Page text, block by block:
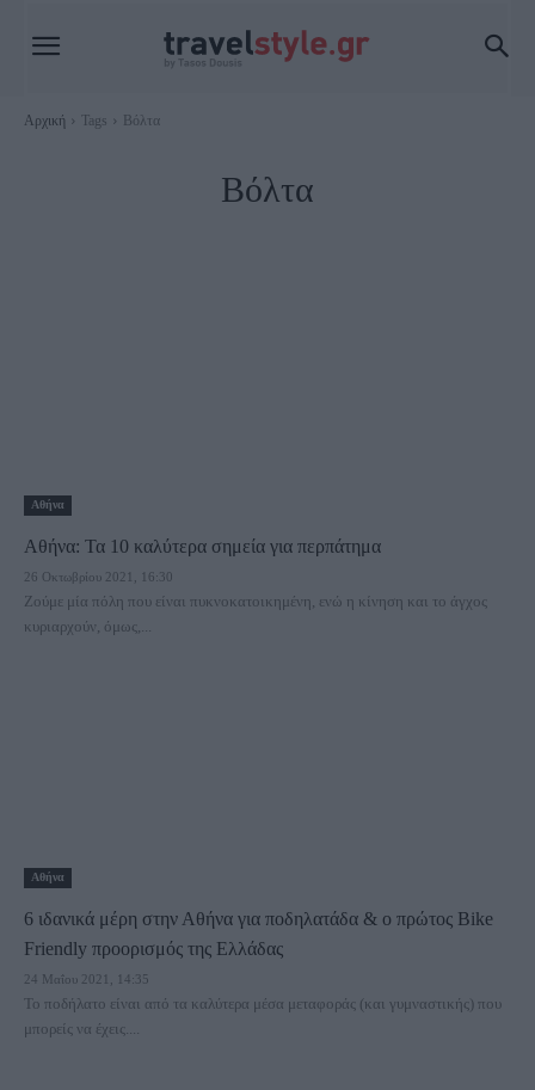
Αρχική Tags Βόλτα
Βόλτα
Αθήνα
Αθήνα: Τα 10 καλύτερα σημεία για περπάτημα
26 Οκτωβρίου 2021, 16:30
Ζούμε μία πόλη που είναι πυκνοκατοικημένη, ενώ η κίνηση και το άγχος
κυριαρχούν, όμως,...
Αθήνα
6 ιδανικά μέρη στην Αθήνα για ποδηλατάδα & o πρώτος Bike
Friendly προορισμός της Ελλάδας
24 Μαΐου 2021, 14:35
Το ποδήλατο είναι από τα καλύτερα μέσα μεταφοράς (και γυμναστικής) που
μπορείς να έχεις....